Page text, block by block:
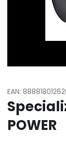
EAN:
POWER